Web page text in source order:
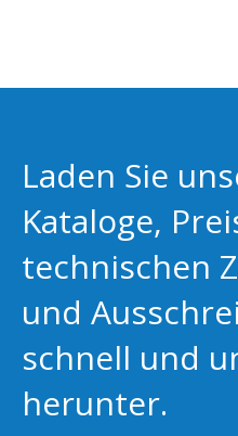
Laden Sie
Kataloge,
technischen
und
schnell und
herunter.